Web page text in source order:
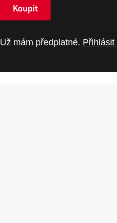
Koupit
Už mám předplatné. Přihlásit